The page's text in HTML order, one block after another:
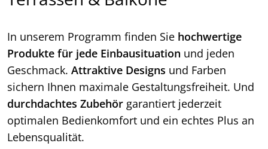
In unserem Programm finden Sie hochwertige
Produkte für jede Einbausituation und jeden
Geschmack. Attraktive Designs und Farben
sichern Ihnen maximale Gestaltungsfreiheit. Und
durchdachtes Zubehör garantiert jederzeit
optimalen Bedienkomfort und ein echtes Plus an
Lebensqualität.